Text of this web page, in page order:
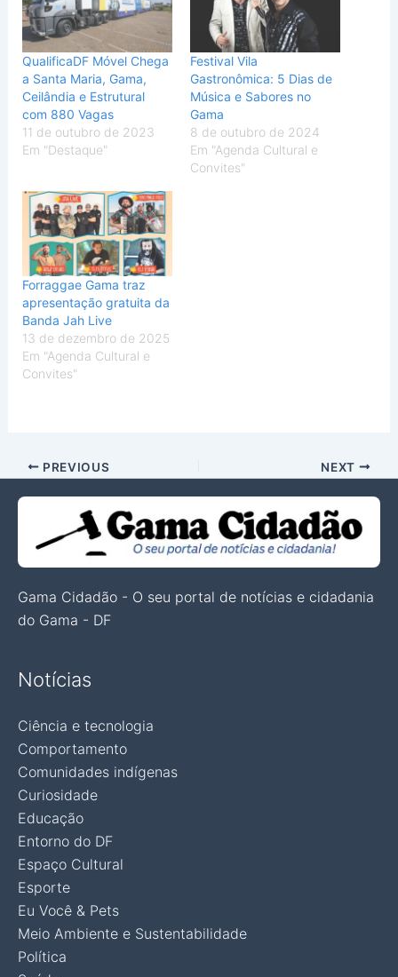
QualificaDF Móvel Chega
a Santa Maria, Gama,
Ceilândia e Estrutural
com 880 Vagas
11 de outubro de 2023
Em "Destaque"
Festival Vila
Gastronômica: 5 Dias de
Música e Sabores no
Gama
8 de outubro de 2024
Em "Agenda Cultural e
Convites"
Forraggae Gama traz
apresentação gratuita da
Banda Jah Live
13 de dezembro de 2025
Em "Agenda Cultural e
Convites"
PREVIOUS NEXT
Gama Cidadão - O seu portal de notícias e cidadania
do Gama - DF
Notícias
Ciência e tecnologia
Comportamento
Comunidades indígenas
Curiosidade
Educação
Entorno do DF
Espaço Cultural
Esporte
Eu Você & Pets
Meio Ambiente e Sustentabilidade
Política